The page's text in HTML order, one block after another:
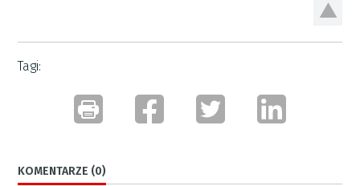
Tagi:
KOMENTARZE (0)